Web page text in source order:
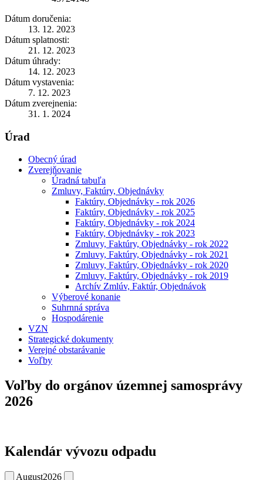
Dátum doručenia:
13. 12. 2023
Dátum splatnosti:
21. 12. 2023
Dátum úhrady:
14. 12. 2023
Dátum vystavenia:
7. 12. 2023
Dátum zverejnenia:
31. 1. 2024
Úrad
Obecný úrad
Zverejňovanie
Úradná tabuľa
Zmluvy, Faktúry, Objednávky
Faktúry, Objednávky - rok 2026
Faktúry, Objednávky - rok 2025
Faktúry, Objednávky - rok 2024
Faktúry, Objednávky - rok 2023
Zmluvy, Faktúry, Objednávky - rok 2022
Zmluvy, Faktúry, Objednávky - rok 2021
Zmluvy, Faktúry, Objednávky - rok 2020
Zmluvy, Faktúry, Objednávky - rok 2019
Archív Zmlúv, Faktúr, Objednávok
Výberové konanie
Suhrnná správa
Hospodárenie
VZN
Strategické dokumenty
Verejné obstarávanie
Voľby
Voľby do orgánov územnej samosprávy
2026
Kalendár vývozu odpadu
August2026